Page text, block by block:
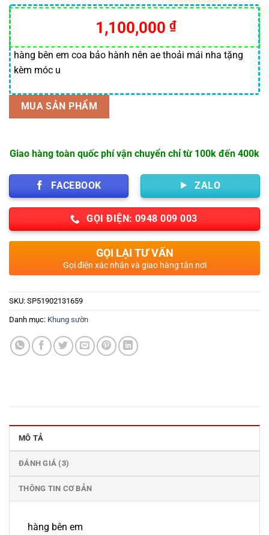
5.00trên 5
dựa trên
3
đánh giá
1,100,000 ₫
hàng bên em coa bảo hành nên ae thoải mái nha tặng
kèm móc u
MUA SẢN PHẨM
Giao hàng toàn quốc phí vận chuyển chỉ từ 100k đến 400k
FACEBOOK ZALO
GỌI ĐIỆN: 0948 009 003
GỌI LẠI TƯ VẤN
Gọi điện xác nhận và giao hàng tận nơi
SKU: SP51902131659
Danh mục: Khung sườn
MÔ TẢ
ĐÁNH GIÁ (3)
THÔNG TIN CƠ BẢN
hàng bên em